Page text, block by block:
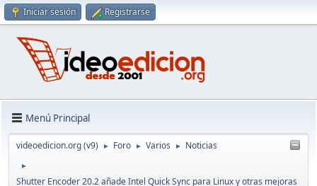
Iniciar sesión Registrarse
Menú Principal
videoedicion.org (v9) ► Foro ► Varios ► Noticias
►
Shutter Encoder 20.2 añade Intel Quick Sync para Linux y otras mejoras